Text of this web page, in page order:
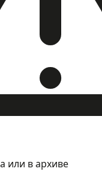
или в архиве